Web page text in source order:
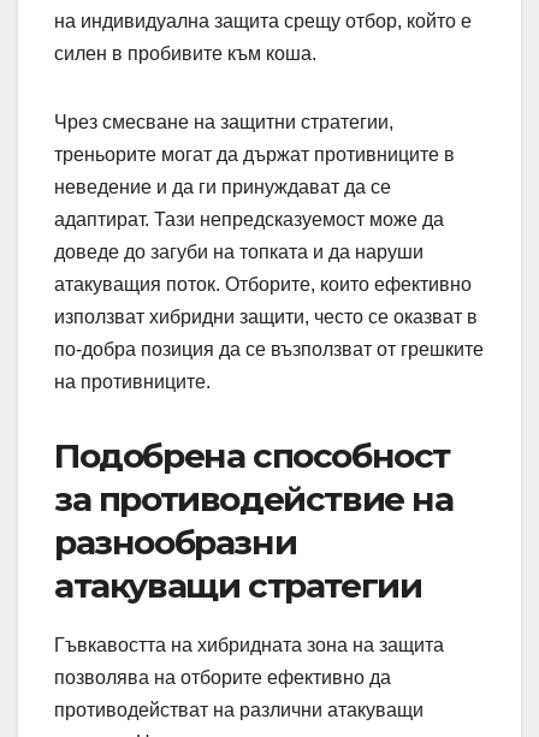
на индивидуална защита срещу отбор, който е
силен в пробивите към коша.
Чрез смесване на защитни стратегии,
треньорите могат да държат противниците в
неведение и да ги принуждават да се
адаптират. Тази непредсказуемост може да
доведе до загуби на топката и да наруши
атакуващия поток. Отборите, които ефективно
използват хибридни защити, често се оказват в
по-добра позиция да се възползват от грешките
на противниците.
Подобрена способност
за противодействие на
разнообразни
атакуващи стратегии
Гъвкавостта на хибридната зона на защита
позволява на отборите ефективно да
противодействат на различни атакуващи